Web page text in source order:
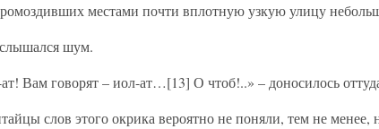
местами почти вплотную узкую улицу
шум.
Вам говорят – иол-ат…[13] О чтоб!..» – доносилось
слов этого окрика вероятно не поняли, тем не менее,